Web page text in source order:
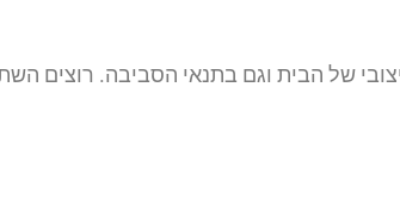
של הבית וגם בתנאי הסביבה. רוצים